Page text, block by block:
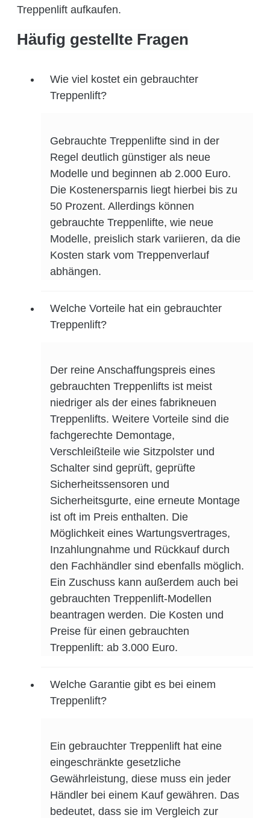
Treppenlift aufkaufen.
Häufig gestellte Fragen
Wie viel kostet ein gebrauchter
Treppenlift?
Gebrauchte Treppenlifte sind in der
Regel deutlich günstiger als neue
Modelle und beginnen ab 2.000 Euro.
Die Kostenersparnis liegt hierbei bis zu
50 Prozent. Allerdings können
gebrauchte Treppenlifte, wie neue
Modelle, preislich stark variieren, da die
Kosten stark vom Treppenverlauf
abhängen.
Welche Vorteile hat ein gebrauchter
Treppenlift?
Der reine Anschaffungspreis eines
gebrauchten Treppenlifts ist meist
niedriger als der eines fabrikneuen
Treppenlifts. Weitere Vorteile sind die
fachgerechte Demontage,
Verschleißteile wie Sitzpolster und
Schalter sind geprüft, geprüfte
Sicherheitssensoren und
Sicherheitsgurte, eine erneute Montage
ist oft im Preis enthalten. Die
Möglichkeit eines Wartungsvertrages,
Inzahlungnahme und Rückkauf durch
den Fachhändler sind ebenfalls möglich.
Ein Zuschuss kann außerdem auch bei
gebrauchten Treppenlift-Modellen
beantragen werden. Die Kosten und
Preise für einen gebrauchten
Treppenlift: ab 3.000 Euro.
Welche Garantie gibt es bei einem
Treppenlift?
Ein gebrauchter Treppenlift hat eine
eingeschränkte gesetzliche
Gewährleistung, diese muss ein jeder
Händler bei einem Kauf gewähren. Das
bedeutet, dass sie im Vergleich zur